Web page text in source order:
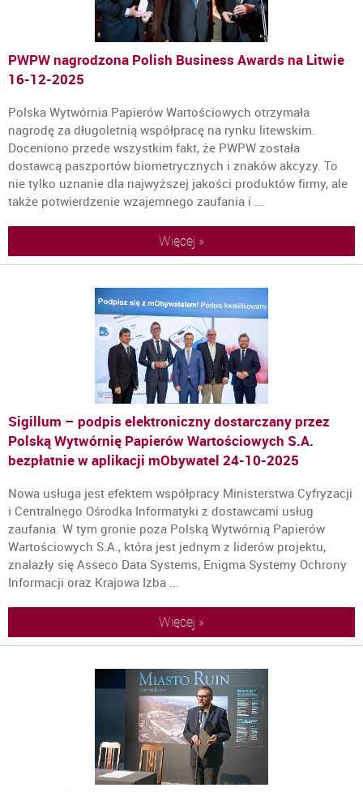
PWPW nagrodzona Polish Business Awards na Litwie
16-12-2025
Polska Wytwórnia Papierów Wartościowych otrzymała
nagrodę za długoletnią współpracę na rynku litewskim.
Doceniono przede wszystkim fakt, że PWPW została
dostawcą paszportów biometrycznych i znaków akcyzy. To
nie tylko uznanie dla najwyższej jakości produktów firmy, ale
także potwierdzenie wzajemnego zaufania i ...
Więcej »
Sigillum – podpis elektroniczny dostarczany przez
Polską Wytwórnię Papierów Wartościowych S.A.
bezpłatnie w aplikacji mObywatel 24-10-2025
Nowa usługa jest efektem współpracy Ministerstwa Cyfryzacji
i Centralnego Ośrodka Informatyki z dostawcami usług
zaufania. W tym gronie poza Polską Wytwórnią Papierów
Wartościowych S.A., która jest jednym z liderów projektu,
znalazły się Asseco Data Systems, Enigma Systemy Ochrony
Informacji oraz Krajowa Izba ...
Więcej »